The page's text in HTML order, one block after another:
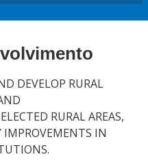
DEVELOP RURAL
RURAL AREAS,
IN